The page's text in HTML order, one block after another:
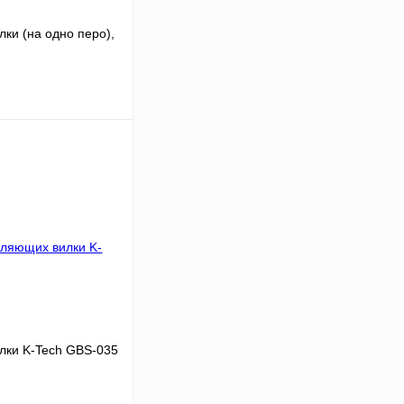
(на одно перо),
K-Tech GBS-035